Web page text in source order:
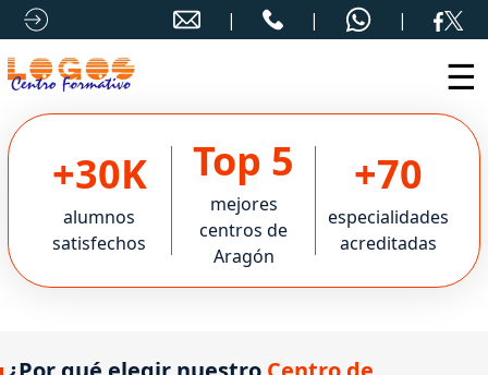
☰
+30K
alumnos
satisfechos
Top 5
mejores
centros de
Aragón
+70
especialidades
acreditadas